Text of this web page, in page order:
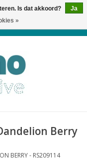
Berry
BERRY - RS209114
Is dat akkoord?
Ja
»